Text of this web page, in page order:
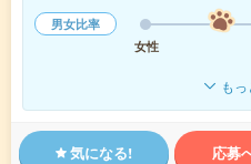
男女比率
女性
も
気になる! 応募